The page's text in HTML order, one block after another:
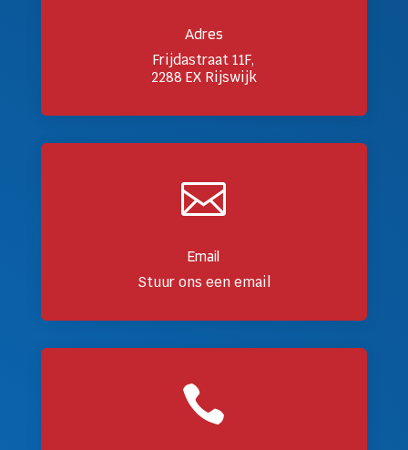
Adres
Frijdastraat 11F,
2288 EX Rijswijk

Email
Stuur ons een email
